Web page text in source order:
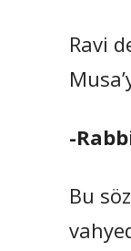
Ravi
-
Bu